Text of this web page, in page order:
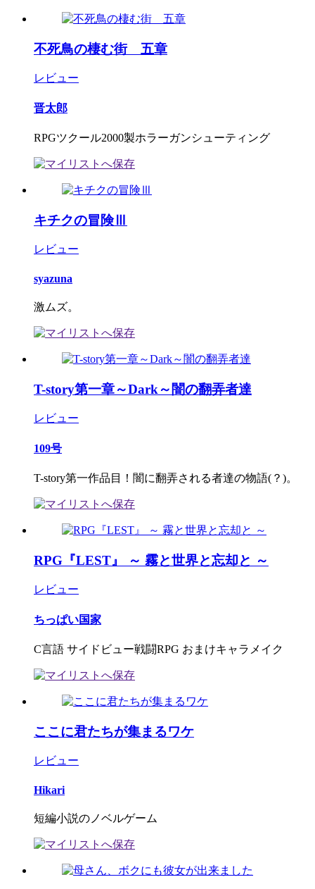
不死鳥の棲む街 五章
レビュー
晋太郎
RPGツクール2000製ホラーガンシューティング
キチクの冒険Ⅲ
レビュー
syazuna
激ムズ。
T-story第一章～Dark～闇の翻弄者達
レビュー
109号
T-story第一作品目！闇に翻弄される者達の物語(？)。
RPG『LEST』 ～ 霧と世界と忘却と ～
レビュー
ちっぱい国家
C言語 サイドビュー戦闘RPG おまけキャラメイク
ここに君たちが集まるワケ
レビュー
Hikari
短編小説のノベルゲーム